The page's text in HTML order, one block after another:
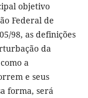
objetivo
Federal de
98, as definições
da
a
e seus
forma, será